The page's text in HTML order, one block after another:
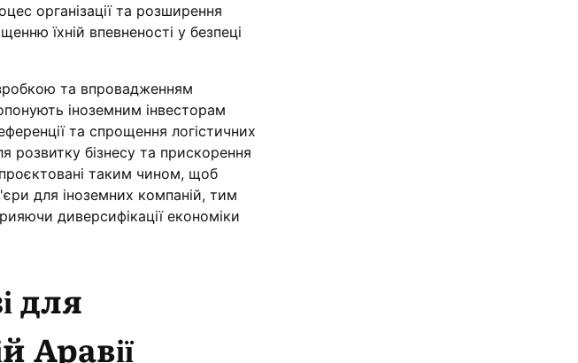
організації та розширення
їхній впевненості у безпеці
та впровадженням
іноземним інвесторам
та спрощення логістичних
розвитку бізнесу та прискорення
таким чином, щоб
для іноземних компаній, тим
диверсифікації економіки
для
Аравії